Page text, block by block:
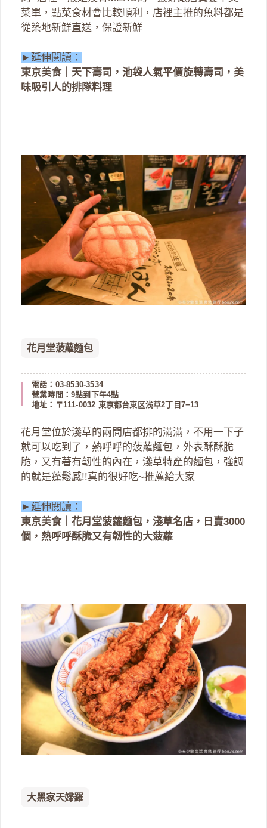
菜單，點菜食材會比較順利，店裡主推的魚料都是
從築地新鮮直送，保證新鮮
►延伸閱讀：
東京美食｜天下壽司，池袋人氣平價旋轉壽司，美
味吸引人的排隊料理
花月堂菠蘿麵包
電話：03-8530-3534
營業時間：9點到下午4點
地址：〒111-0032 東京都台東区浅草2丁目7−13
花月堂位於淺草的兩間店都排的滿滿，不用一下子
就可以吃到了，熱呼呼的菠蘿麵包，外表酥酥脆
脆，又有著有韌性的內在，淺草特產的麵包，強調
的就是蓬鬆感!!真的很好吃~推薦給大家
►延伸閱讀：
東京美食｜花月堂菠蘿麵包，淺草名店，日賣3000
個，熱呼呼酥脆又有韌性的大菠蘿
大黑家天婦羅